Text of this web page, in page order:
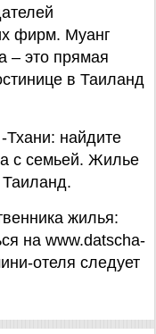
фирм. Муанг
– это прямая
в Таиланд
найдите
с семьей. Жилье
жилья:
на www.datscha-
отеля следует